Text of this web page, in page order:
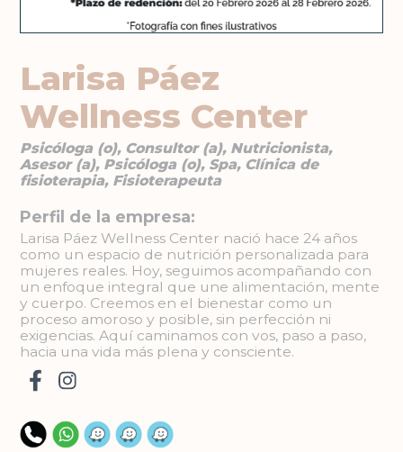
Larisa Páez
Wellness Center
Psicóloga (o), Consultor (a), Nutricionista,
Asesor (a), Psicóloga (o), Spa, Clínica de
fisioterapia, Fisioterapeuta
Perfil de la empresa:
Larisa Páez Wellness Center nació hace 24 años
como un espacio de nutrición personalizada para
mujeres reales. Hoy, seguimos acompañando con
un enfoque integral que une alimentación, mente
y cuerpo. Creemos en el bienestar como un
proceso amoroso y posible, sin perfección ni
exigencias. Aquí caminamos con vos, paso a paso,
hacia una vida más plena y consciente.